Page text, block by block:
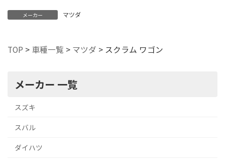
メーカー マツダ
TOP > 車種一覧 > マツダ > スクラム ワゴン
メーカー 一覧
スズキ
スバル
ダイハツ